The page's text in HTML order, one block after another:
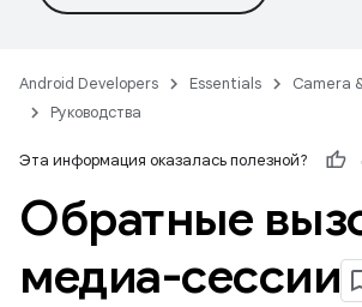
Android Developers Essentials
Camera
Руководства
Эта информация оказалась полезной?
Обратные
медиа-сессии